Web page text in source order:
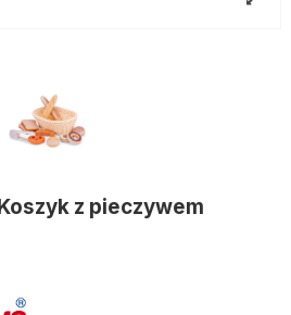
z pieczywem